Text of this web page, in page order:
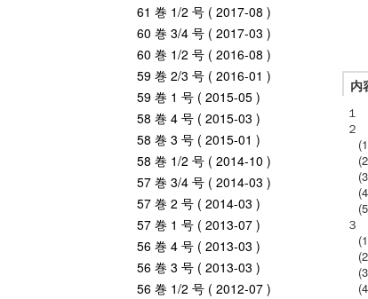
61 巻 1/2 号 ( 2017-08 )
60 巻 3/4 号 ( 2017-03 )
60 巻 1/2 号 ( 2016-08 )
59 巻 2/3 号 ( 2016-01 )
59 巻 1 号 ( 2015-05 )
58 巻 4 号 ( 2015-03 )
58 巻 3 号 ( 2015-01 )
58 巻 1/2 号 ( 2014-10 )
57 巻 3/4 号 ( 2014-03 )
57 巻 2 号 ( 2014-03 )
57 巻 1 号 ( 2013-07 )
56 巻 4 号 ( 2013-03 )
56 巻 3 号 ( 2013-03 )
56 巻 1/2 号 ( 2012-07 )
内
１
２
３